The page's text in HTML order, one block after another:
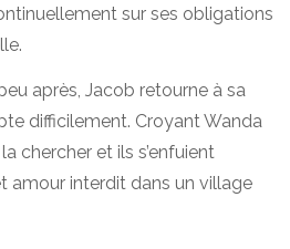
sur ses obligations
après, Jacob retourne à sa
difficilement. Croyant Wanda
chercher et ils s’enfuient
amour interdit dans un village